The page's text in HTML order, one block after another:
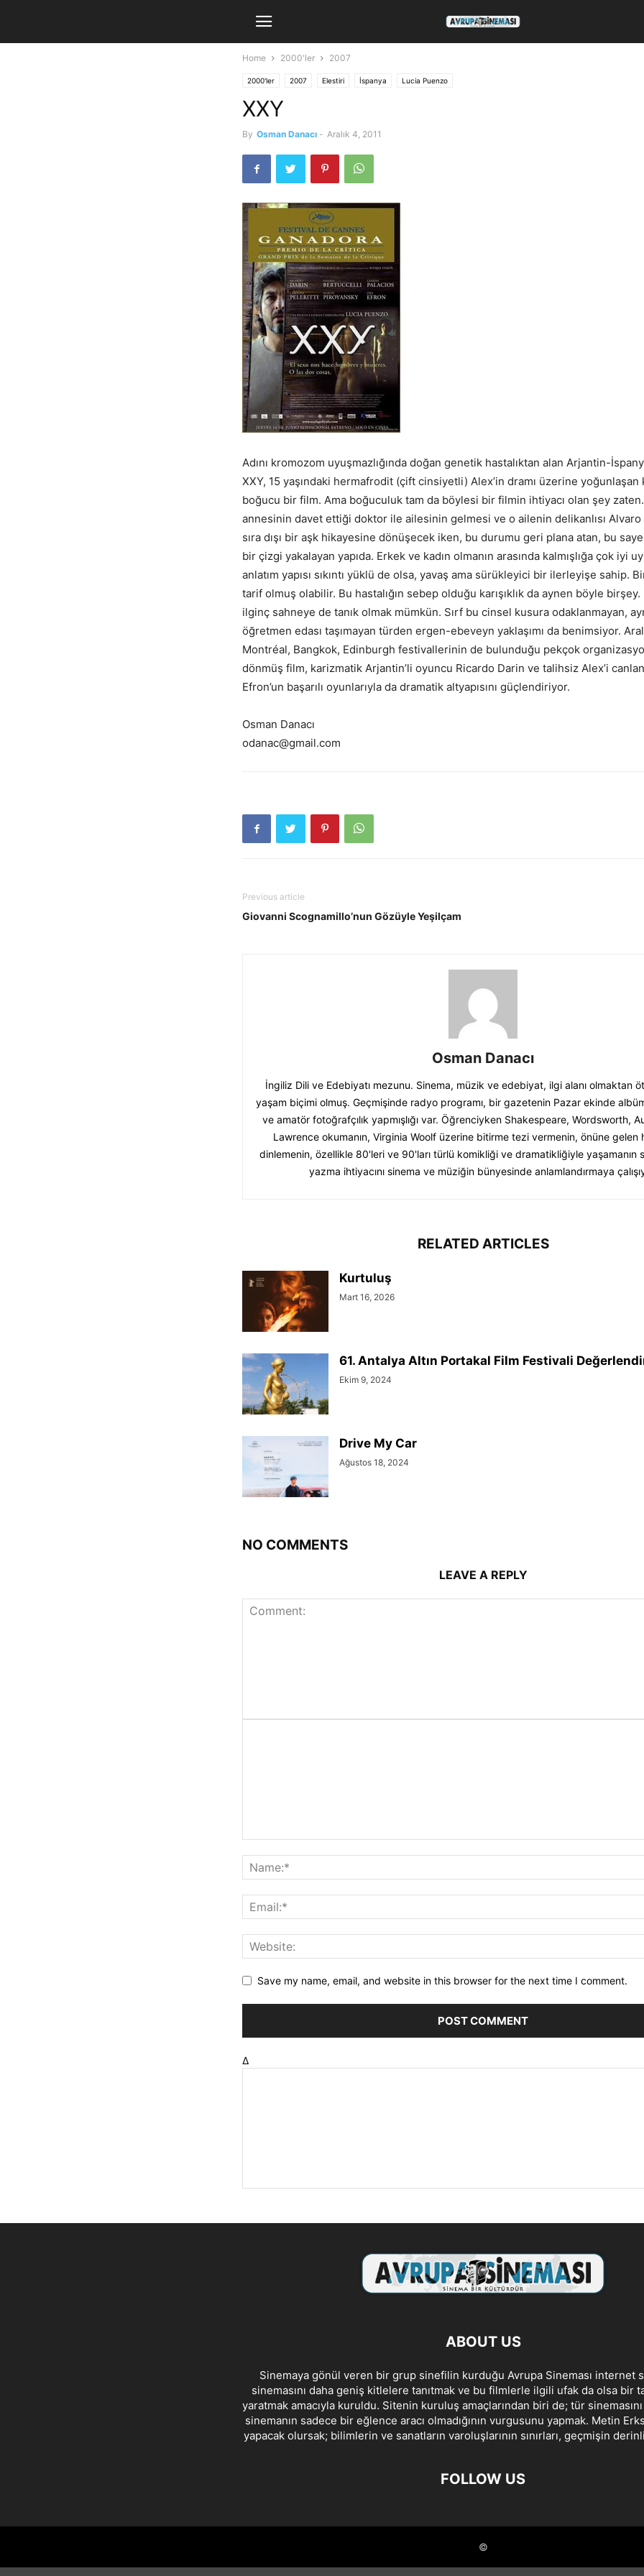
Home 2000'ler 2007
2000'ler 2007 Elestiri İspanya Lucia Puenzo
XXY
By Osman Danacı - Aralık 4, 2011
Adını kromozom uyuşmazlığında doğan genetik hastalıktan alan Arjantin-
XXY, 15 yaşındaki hermafrodit (çift cinsiyetli) Alex’in dramı üzerine yoğunlaşan
boğucu bir film. Ama boğuculuk tam da böylesi bir filmin ihtiyacı olan şey zaten.
annesinin davet ettiği doktor ile ailesinin gelmesi ve o ailenin delikanlısı Alvaro
sıra dışı bir aşk hikayesine dönüşecek iken, bu durumu geri plana atan, bu
bir çizgi yakalayan yapıda. Erkek ve kadın olmanın arasında kalmışlığa çok iyi
anlatım yapısı sıkıntı yüklü de olsa, yavaş ama sürükleyici bir ilerleyişe sahip.
tarif olmuş olabilir. Bu hastalığın sebep olduğu karışıklık da aynen böyle
ilginç sahneye de tanık olmak mümkün. Sırf bu cinsel kusura odaklanmayan,
öğretmen edası taşımayan türden ergen-ebeveyn yaklaşımı da benimsiyor.
Montréal, Bangkok, Edinburgh festivallerinin de bulunduğu pekçok
dönmüş film, karizmatik Arjantin’li oyuncu Ricardo Darin ve talihsiz Alex’i
Efron’un başarılı oyunlarıyla da dramatik altyapısını güçlendiriyor.
Osman Danacı
odanac@gmail.com
Previous article
Giovanni Scognamillo’nun Gözüyle Yeşilçam
Osman Danacı
İngiliz Dili ve Edebiyatı mezunu. Sinema, müzik ve edebiyat, ilgi alanı olmaktan
yaşam biçimi olmuş. Geçmişinde radyo programı, bir gazetenin Pazar ekinde
ve amatör fotoğrafçılık yapmışlığı var. Öğrenciyken Shakespeare, Wordsworth,
Lawrence okumanın, Virginia Woolf üzerine bitirme tezi vermenin, önüne gelen
dinlemenin, özellikle 80'leri ve 90'ları türlü komikliği ve dramatikliğiyle yaşamanın
yazma ihtiyacını sinema ve müziğin bünyesinde anlamlandırmaya
RELATED ARTICLES
Kurtuluş
Mart 16, 2026
61. Antalya Altın Portakal Film Festivali
Ekim 9, 2024
Drive My Car
Ağustos 18, 2024
NO COMMENTS
LEAVE A REPLY
Save my name, email, and website in this browser for the next time I comment.
Δ
ABOUT US
Sinemaya gönül veren bir grup sinefilin kurduğu Avrupa Sineması internet
sinemasını daha geniş kitlelere tanıtmak ve bu filmlerle ilgili ufak da olsa bir
yaratmak amacıyla kuruldu. Sitenin kuruluş amaçlarından biri de; tür sinemasını
sinemanın sadece bir eğlence aracı olmadığının vurgusunu yapmak. Metin
yapacak olursak; bilimlerin ve sanatların varoluşlarının sınırları, geçmişin
FOLLOW US
©